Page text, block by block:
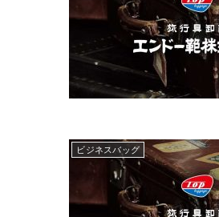
ビジネスバッグ